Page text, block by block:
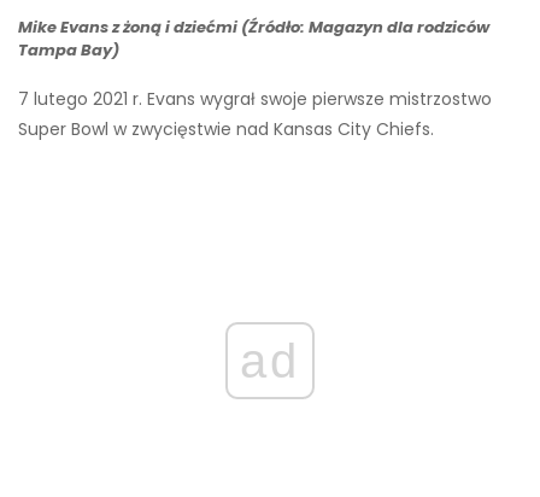
Mike Evans z żoną i dziećmi (Źródło: Magazyn dla rodziców
Tampa Bay)
7 lutego 2021 r. Evans wygrał swoje pierwsze mistrzostwo
Super Bowl w zwycięstwie nad Kansas City Chiefs.
ad